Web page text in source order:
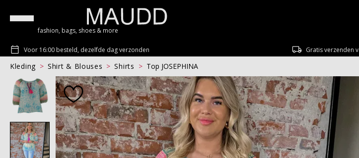
fashion, bags, shoes & more
Voor 16:00 besteld, dezelfde dag verzonden Gratis verzenden
Kleding Shirt & Blouses Shirts
Top JOSEPHINA